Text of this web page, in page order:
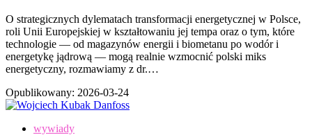
O strategicznych dylematach transformacji energetycznej w Polsce,
roli Unii Europejskiej w kształtowaniu jej tempa oraz o tym, które
technologie — od magazynów energii i biometanu po wodór i
energetykę jądrową — mogą realnie wzmocnić polski miks
energetyczny, rozmawiamy z dr.…
Opublikowany: 2026-03-24
wywiady